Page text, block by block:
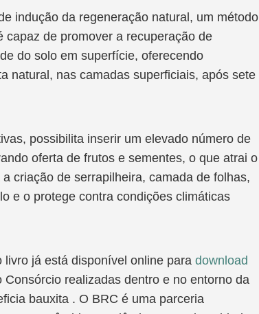
indução da regeneração natural, um método
de promover a recuperação de
do solo em superfície, oferecendo
natural, nas camadas superficiais, após sete
possibilita inserir um elevado número de
oferta de frutos e sementes, o que atrai o
criação de serrapilheira, camada de folhas,
e o protege contra condições climáticas
já está disponível online para download
realizadas dentro e no entorno da
bauxita . O BRC é uma parceria